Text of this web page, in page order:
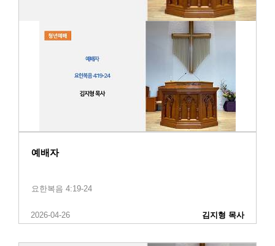
예배자
요한복음 4:19-24
2026-04-26 김지형 목사